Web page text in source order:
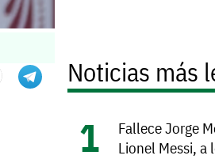
Noticias más
Fallece Jorge
Lionel Messi, a